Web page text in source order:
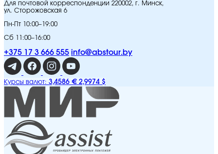
Для почтовой корреспонденции 220002, г. Минск,
ул. Сторожовская 6
Пн-Пт 10:00–19:00
Сб 11:00–16:00
+375 17 3 666 555 info@abstour.by
Курсы валют: 3,4586 € 2,9974 $